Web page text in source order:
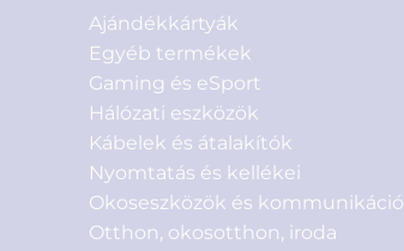
Ajándékkártyák
Egyéb termékek
Gaming és eSport
Hálózati eszközök
Kábelek és átalakítók
Nyomtatás és kellékei
Okoseszközök és kommunikáció
Otthon, okosotthon, iroda